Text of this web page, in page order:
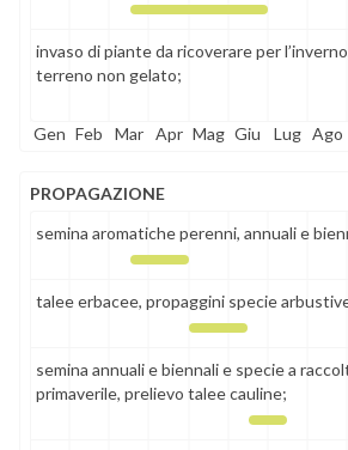
invaso di piante da ricoverare per
terreno non gelato;
Gen Feb Mar Apr Mag Giu Lug Ago
PROPAGAZIONE
semina aromatiche perenni, annuali e
talee erbacee, propaggini specie
semina annuali e biennali e specie a
primaverile, prelievo talee cauline;